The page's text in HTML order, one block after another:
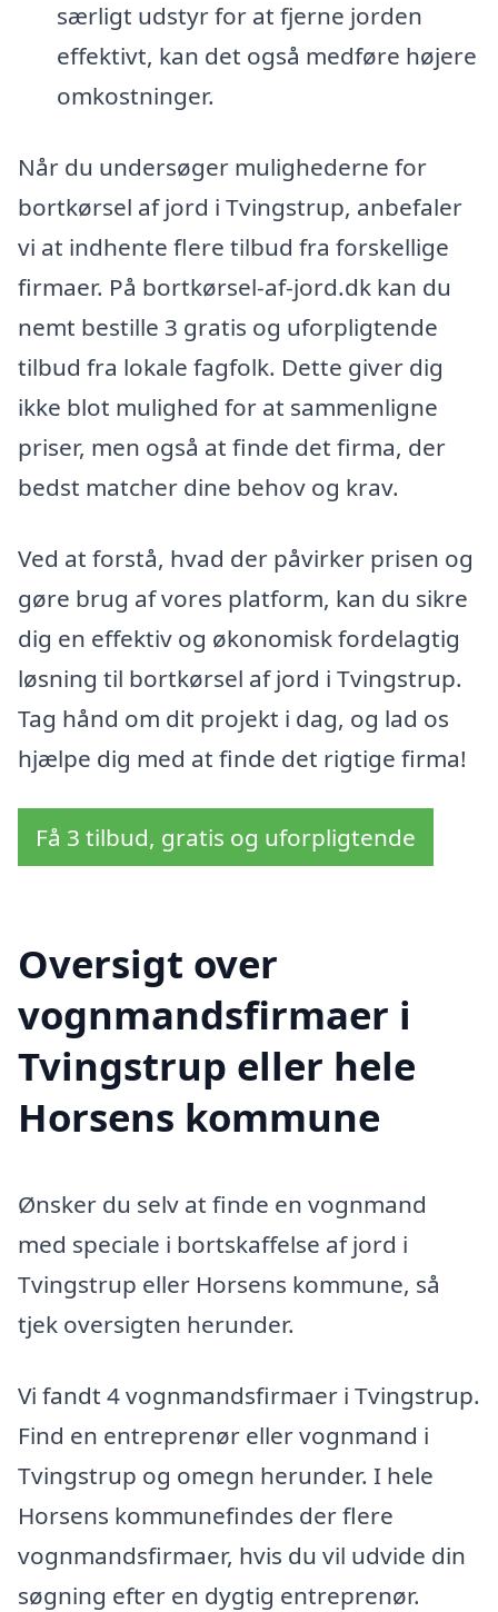
særligt udstyr for at fjerne jorden
effektivt, kan det også medføre højere
omkostninger.
Når du undersøger mulighederne for
bortkørsel af jord i Tvingstrup, anbefaler
vi at indhente flere tilbud fra forskellige
firmaer. På bortkørsel-af-jord.dk kan du
nemt bestille 3 gratis og uforpligtende
tilbud fra lokale fagfolk. Dette giver dig
ikke blot mulighed for at sammenligne
priser, men også at finde det firma, der
bedst matcher dine behov og krav.
Ved at forstå, hvad der påvirker prisen og
gøre brug af vores platform, kan du sikre
dig en effektiv og økonomisk fordelagtig
løsning til bortkørsel af jord i Tvingstrup.
Tag hånd om dit projekt i dag, og lad os
hjælpe dig med at finde det rigtige firma!
Få 3 tilbud, gratis og uforpligtende
Oversigt over
vognmandsfirmaer i
Tvingstrup eller hele
Horsens kommune
Ønsker du selv at finde en vognmand
med speciale i bortskaffelse af jord i
Tvingstrup eller Horsens kommune, så
tjek oversigten herunder.
Vi fandt 4 vognmandsfirmaer i Tvingstrup.
Find en entreprenør eller vognmand i
Tvingstrup og omegn herunder. I hele
Horsens kommunefindes der flere
vognmandsfirmaer, hvis du vil udvide din
søgning efter en dygtig entreprenør.